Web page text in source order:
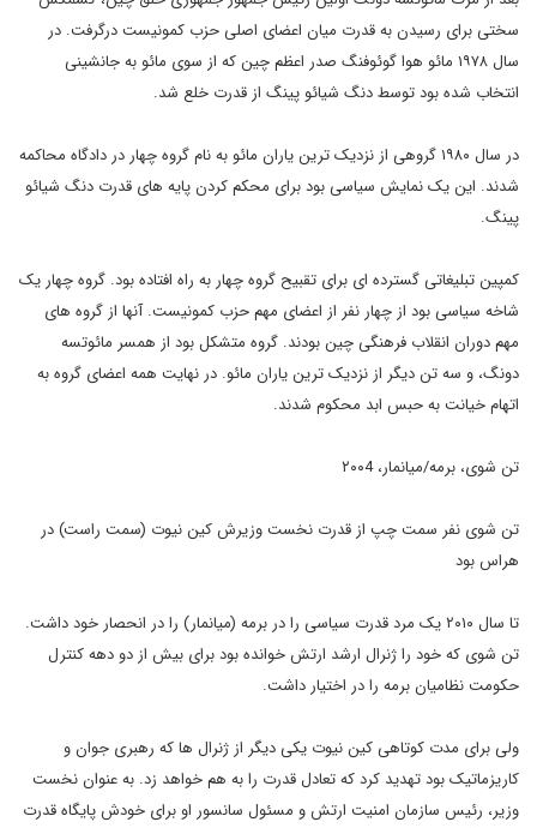
سختی برای رسیدن به قدرت میان اعضای اصلی حزب کمونیست درگرفت. در
سال ۱۹۷۸ مائو هوا گوئوفنگ صدر اعظم چین که از سوی مائو به جانشینی
انتخاب شده بود توسط دنگ شیائو پینگ از قدرت خلع شد.
در سال ۱۹۸۰ گروهی از نزدیک ترین یاران مائو به نام گروه چهار در دادگاه محاکمه
شدند. این یک نمایش سیاسی بود برای محکم کردن پایه های قدرت دنگ شیائو
پینگ.
کمپین تبلیغاتی گسترده ای برای تقبیح گروه چهار به راه افتاده بود. گروه چهار یک
شاخه سیاسی بود از چهار نفر از اعضای مهم حزب کمونیست. آنها از گروه های
مهم دوران انقلاب فرهنگی چین بودند. گروه متشکل بود از همسر مائوتسه
دونگ، و سه تن دیگر از نزدیک ترین یاران مائو. در نهایت همه اعضای گروه به
اتهام خیانت به حبس ابد محکوم شدند.
تن شوی، برمه/میانمار، ۲۰۰4
تن شوی نفر سمت چپ از قدرت نخست وزیرش کین نیوت (سمت راست) در
هراس بود
تا سال ۲۰۱۰ یک مرد قدرت سیاسی را در برمه (میانمار) را در انحصار خود داشت.
تن شوی که خود را ژنرال ارشد ارتش خوانده بود برای بیش از دو دهه کنترل
حکومت نظامیان برمه را در اختیار داشت.
ولی برای مدت کوتاهی کین نیوت یکی دیگر از ژنرال ها که رهبری جوان و
کاریزماتیک بود تهدید کرد که تعادل قدرت را به هم خواهد زد. به عنوان نخست
وزیر، رئیس سازمان امنیت ارتش و مسئول سانسور او برای خودش پایگاه قدرت